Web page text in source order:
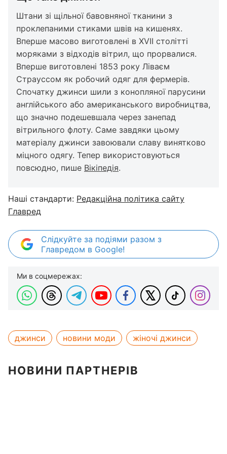
Штани зі щільної бавовняної тканини з
проклепаними стиками швів на кишенях.
Вперше масово виготовлені в XVII столітті
моряками з відходів вітрил, що прорвалися.
Вперше виготовлені 1853 року Ліваєм
Страуссом як робочий одяг для фермерів.
Спочатку джинси шили з конопляної парусини
англійського або американського виробництва,
що значно подешевшала через занепад
вітрильного флоту. Саме завдяки цьому
матеріалу джинси завоювали славу винятково
міцного одягу. Тепер використовуються
повсюдно, пише Вікіпедія.
Наші стандарти: Редакційна політика сайту
Главред
Слідкуйте за подіями разом з
Главредом в Google!
Ми в соцмережах:
джинси новини моди жіночі джинси
НОВИНИ ПАРТНЕРІВ